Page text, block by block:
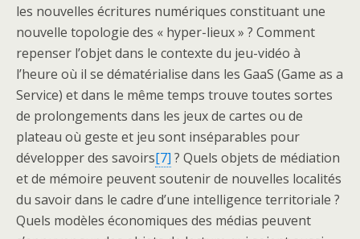
les nouvelles écritures numériques constituant une
nouvelle topologie des « hyper-lieux » ? Comment
repenser l’objet dans le contexte du jeu-vidéo à
l’heure où il se dématérialise dans les GaaS (Game as a
Service) et dans le même temps trouve toutes sortes
de prolongements dans les jeux de cartes ou de
plateau où geste et jeu sont inséparables pour
développer des savoirs[7] ? Quels objets de médiation
et de mémoire peuvent soutenir de nouvelles localités
du savoir dans le cadre d’une intelligence territoriale ?
Quels modèles économiques des médias peuvent